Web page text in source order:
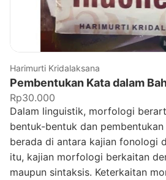
Harimurti Kridalaksana
Pembentukan Kata dalam
Rp30.000
Dalam linguistik, morfologi
bentuk-bentuk dan pembentukan
berada di antara kajian fonologi
itu, kajian morfologi berkaitan
maupun sintaksis. Keterkaitan